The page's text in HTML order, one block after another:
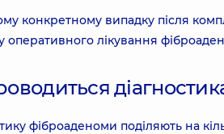
конкретному випадку після
оперативного лікування
фіброаденоми поділяють на